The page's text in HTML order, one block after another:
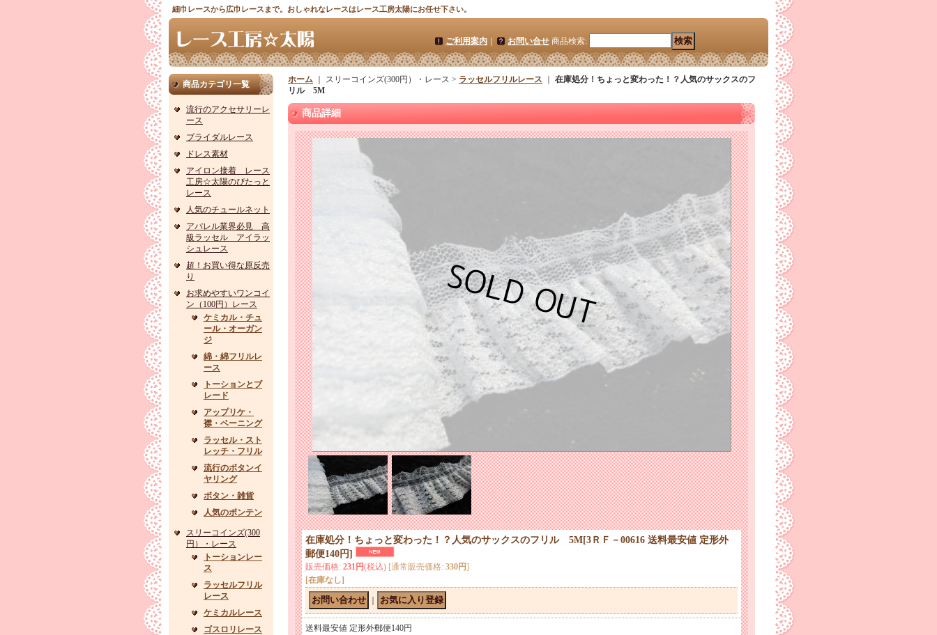
細巾レースから広巾レースまで。おしゃれなレースはレース工房太陽にお任せ下さい。
ご利用案内 お問い合せ 商品検索:
商品カテゴリ一覧
流行のアクセサリーレ
ース
ブライダルレース
ドレス素材
アイロン接着 レース
工房☆太陽のぴたっと
レース
人気のチュールネット
アパレル業界必見 高
級ラッセル アイラッ
シュレース
超！お買い得な原反売
り
お求めやすいワンコイ
ン（100円）レース
ケミカル・チュ
ール・オーガン
ジ
綿・綿フリルレ
ース
トーションとブ
レード
アップリケ・
襟・ベーニング
ラッセル・スト
レッチ・フリル
流行のボタンイ
ヤリング
ボタン・雑貨
人気のボンテン
スリーコインズ(300
円）・レース
トーションレー
ス
ラッセルフリル
レース
ケミカルレース
ゴスロリレース
ホーム ｜ スリーコインズ(300円）・レース > ラッセルフリルレース
在庫処分！ちょっと変わった！？人気のサックスのフ
リル 5M
商品詳細
在庫処分！ちょっと変わった！？人気のサックスのフリル 5M[3ＲＦ－00616 送料最安値 定形外
郵便140円]
販売価格: 231円(税込) [通常販売価格: 330円]
[在庫なし]
送料最安値 定形外郵便140円